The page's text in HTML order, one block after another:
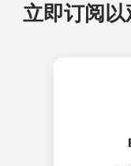
立即订阅